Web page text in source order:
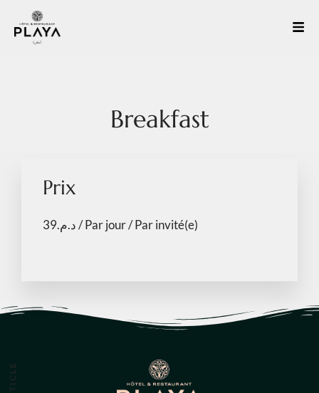
Breakfast
Prix
د.م.39 / Par jour / Par invité(e)